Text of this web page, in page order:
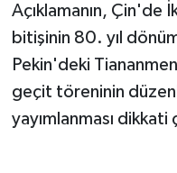
Açıklamanın, ⁠Çin'de
bitişinin 80. yıl
Pekin'deki
geçit töreninin
yayımlanması dikkati